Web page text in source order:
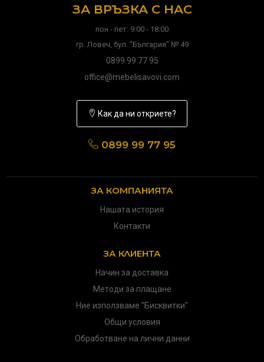
ЗА ВРЪЗКА С НАС
пон - пет: 9:00 - 18:00
гр. Ловеч, бул. "България" № 49
0899 99 77 95
office@mebelisavovi.com
Как да ни откриете?
0899 99 77 95
ЗА КОМПАНИЯТА
Нашата история
Контакти
ЗА КЛИЕНТА
Начин за доставка
Методи за плащане
Ние използваме "Бисквитки"
Общи условия
Обработване на лични данни